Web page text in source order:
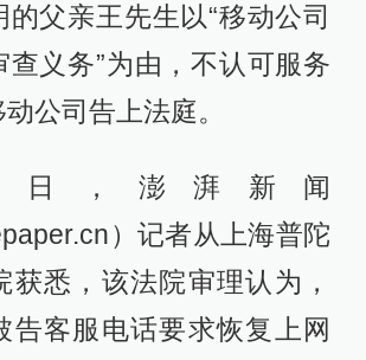
的父亲王先生以“移动公司
查义务”为由，不认可服务
公司告上法庭。
日，澎湃新闻
）记者从上海普陀
获悉，该法院审理认为，
告客服电话要求恢复上网